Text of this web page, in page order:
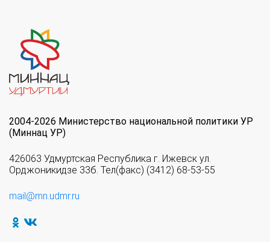
2004-2026 Министерство национальной политики УР
(Миннац УР)
426063 Удмуртская Республика г. Ижевск ул.
Орджоникидзе 33б. Тел(факс) (3412) 68-53-55
mail@mn.udmr.ru